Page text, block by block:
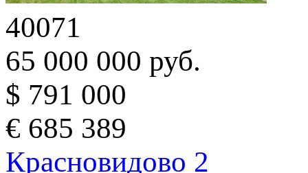
40071
65 000 000 руб.
$ 791 000
€ 685 389
Красновидово 2